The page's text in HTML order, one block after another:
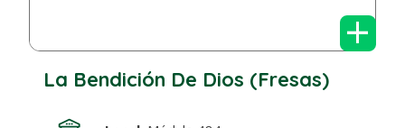
+
La Bendición De Dios (Fresas)